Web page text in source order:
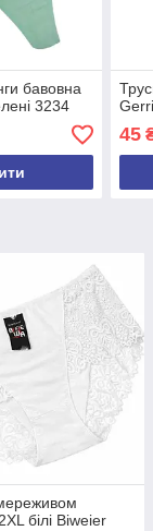
бавовна
3234
45
білі Biweier